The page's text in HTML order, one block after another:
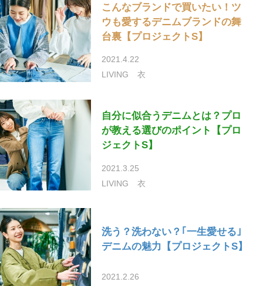
こんなブランドで買いたい！ツ
ウも愛するデニムブランドの舞
台裏【プロジェクトS】
2021.4.22
LIVING
衣
自分に似合うデニムとは？プロ
が教える選びのポイント【プロ
ジェクトS】
2021.3.25
LIVING
衣
洗う？洗わない？｢一生愛せる｣
デニムの魅力【プロジェクトS】
2021.2.26